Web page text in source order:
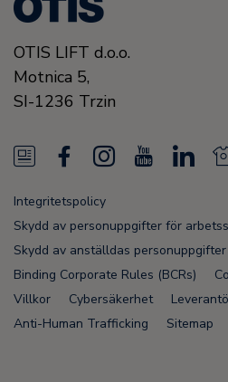
OTIS LIFT d.o.o.
Motnica 5,
SI-1236 Trzin
N
e
w
s
F
e
c
e
b
o
I
s
t
a
g
u
T
u
L
n
k
e
d
Integritetspolicy
Skydd av personuppgifter för
Skydd av anställdas personuppgifter
Binding Corporate Rules (BCRs)
Villkor
Cybersäkerhet
Anti-Human Trafficking
Sitemap